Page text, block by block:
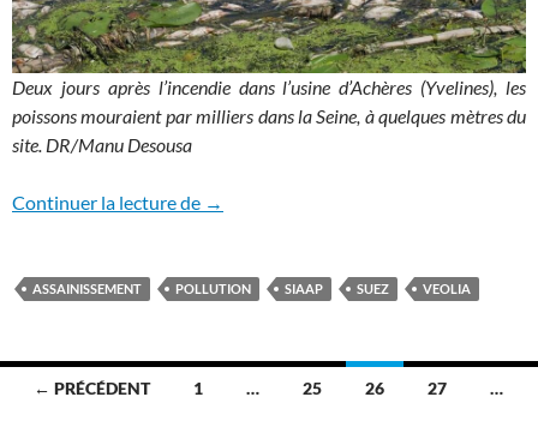
Deux jours après l’incendie dans l’usine d’Achères (Yvelines), les
poissons mouraient par milliers dans la Seine, à quelques mètres du
site. DR/Manu Desousa
Continuer la lecture de Plongée en eaux troubles chez le géant
→
ASSAINISSEMENT POLLUTION SIAAP SUEZ VEOLIA
Navigation
← PRÉCÉDENT 1 … 25 26 27 …